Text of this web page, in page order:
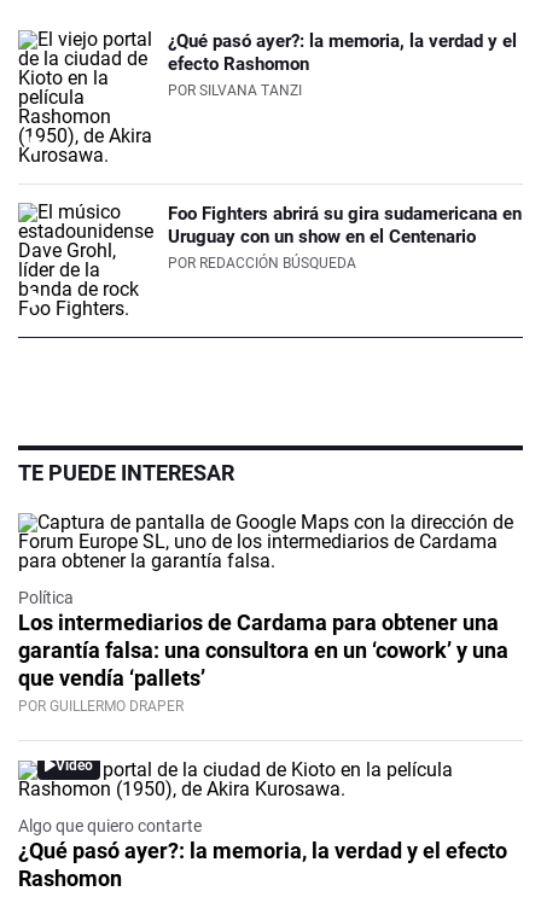
¿Qué pasó ayer?: la memoria, la verdad y el
efecto Rashomon
POR SILVANA TANZI
Foo Fighters abrirá su gira sudamericana en
Uruguay con un show en el Centenario
POR REDACCIÓN BÚSQUEDA
TE PUEDE INTERESAR
Política
Los intermediarios de Cardama para obtener una
garantía falsa: una consultora en un ‘cowork’ y una
que vendía ‘pallets’
POR GUILLERMO DRAPER
Video
Algo que quiero contarte
¿Qué pasó ayer?: la memoria, la verdad y el efecto
Rashomon